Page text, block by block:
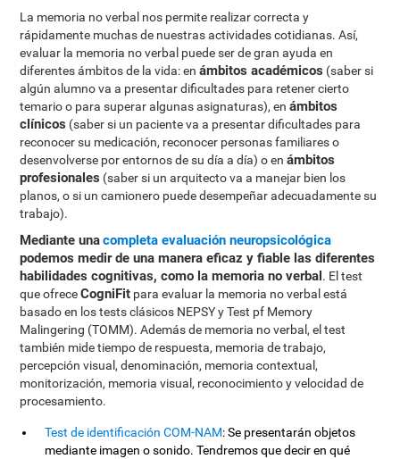
La memoria no verbal nos permite realizar correcta y
rápidamente muchas de nuestras actividades cotidianas. Así,
evaluar la memoria no verbal puede ser de gran ayuda en
diferentes ámbitos de la vida: enámbitos académicos (saber si
algún alumno va a presentar dificultades para retener cierto
temario o para superar algunas asignaturas), enámbitos
clínicos (saber si un paciente va a presentar dificultades para
reconocer su medicación, reconocer personas familiares o
desenvolverse por entornos de su día a día) o enámbitos
profesionales (saber si un arquitecto va a manejar bien los
planos, o si un camionero puede desempeñar adecuadamente su
trabajo).
Mediante unacompleta evaluación neuropsicológica
podemos medir de una manera eficaz y fiable las diferentes
habilidades cognitivas, como la memoria no verbal. El test
que ofreceCogniFit para evaluar la memoria no verbal está
basado en los tests clásicos NEPSY y Test pf Memory
Malingering (TOMM). Además de memoria no verbal, el test
también mide tiempo de respuesta, memoria de trabajo,
percepción visual, denominación, memoria contextual,
monitorización, memoria visual, reconocimiento y velocidad de
procesamiento.
Test de identificación COM-NAM: Se presentarán objetos
mediante imagen o sonido. Tendremos que decir en qué